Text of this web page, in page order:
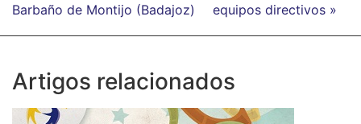
Barbaño de Montijo (Badajoz)
equipos directivos »
Artigos relacionados